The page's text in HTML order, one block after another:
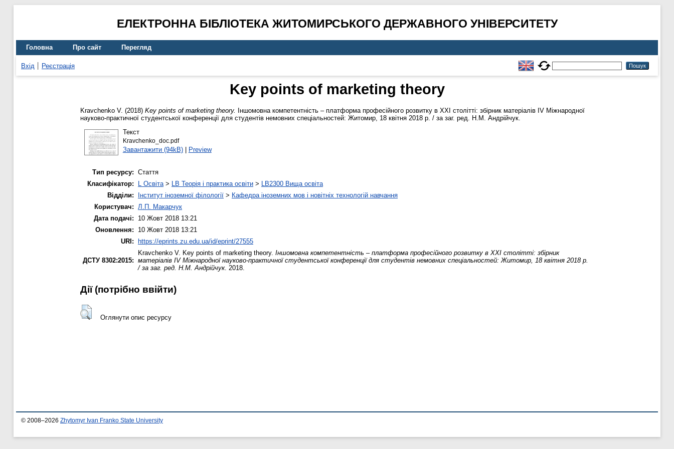
ЕЛЕКТРОННА БІБЛІОТЕКА ЖИТОМИРСЬКОГО ДЕРЖАВНОГО УНІВЕРСИТЕТУ
Головна Про сайт Перегляд
Вхід Реєстрація
Key points of marketing theory
Kravchenko V. (2018) Key points of marketing theory.
Іншомовна компетентність – платформа професійного розвитку в ХХІ столітті: збірник матеріалів ІV Міжнародної
науково-практичної студентської конференції для студентів немовних спеціальностей: Житомир, 18 квітня 2018 р. / за заг. ред. Н.М. Андрійчук.
Текст
Kravchenko_doc.pdf
Завантажити (94kB)| Preview
Тип ресурсу: Стаття
Класифікатор:
L Освіта> LB Теорія і практика освіти > LB2300 Вища освіта
Відділи:
Інститут іноземної філології > Кафедра іноземних мов і новітніх технологій навчання
Користувач: Л.П. Макарчук
Дата подачі:
10 Жовт 2018 13:21
Оновлення:
10 Жовт 2018 13:21
URI:
https://eprints.zu.edu.ua/id/eprint/27555
ДСТУ 8302:2015:
Kravchenko V. Key points of marketing theory. Іншомовна компетентність – платформа професійного розвитку в ХХІ столітті: збірник
матеріалів ІV Міжнародної науково-практичної студентської конференції для студентів немовних спеціальностей: Житомир, 18 квітня 2018 р.
/ за заг. ред. Н.М. Андрійчук. 2018.
Дії ​​(потрібно ввійти)
Оглянути опис ресурсу
© 2008–2026 Zhytomyr Ivan Franko State University